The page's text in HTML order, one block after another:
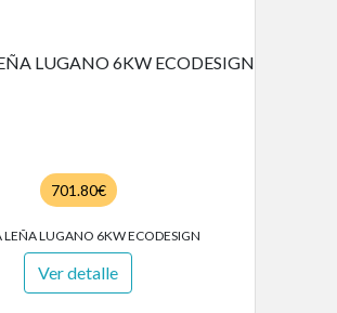
701.80€
LEÑA LUGANO 6KW ECODESIGN
Ver detalle